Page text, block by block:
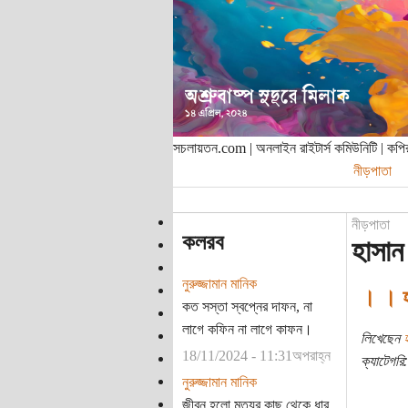
সচলায়তন.com | অনলাইন রাইটার্স কমিউনিটি |
নীড়পাতা
কলরব
নুরুজ্জামান মানিক
কত সস্তা স্বপ্নের দাফন, না
লাগে কফিন না লাগে কাফন।
18/11/2024 - 11:31অপরাহ্ন
নুরুজ্জামান মানিক
জীবন হলো মৃত্যুর কাছ থেকে ধার
নীড়পাতা
। ।
লিখেছেন
ক্যাটেগরি: